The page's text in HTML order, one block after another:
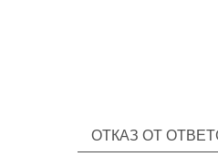
ОТКАЗ ОТ